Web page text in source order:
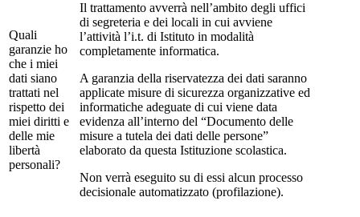
Quali
garanzie ho
che i miei
dati siano
trattati nel
rispetto dei
miei diritti e
delle mie
libertà
personali?
Il trattamento avverrà nell’ambito degli uffici
di segreteria e dei locali in cui avviene
l’attività l’i.t. di Istituto in modalità
completamente informatica.
A garanzia della riservatezza dei dati saranno
applicate misure di sicurezza organizzative ed
informatiche adeguate di cui viene data
evidenza all’interno del “Documento delle
misure a tutela dei dati delle persone”
elaborato da questa Istituzione scolastica.
Non verrà eseguito su di essi alcun processo
decisionale automatizzato (profilazione).